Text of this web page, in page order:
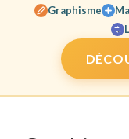
Graphisme